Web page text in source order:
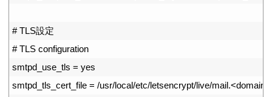
# TLS設定
# TLS configuration
smtpd_use_tls = yes
smtpd_tls_cert_file = /usr/local/etc/letsencrypt/live/mail.<domain